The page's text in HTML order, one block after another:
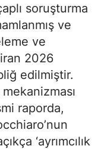
soruşturma
ve
ve
2026
edilmiştir.
raporda,
‘ayrımcılık